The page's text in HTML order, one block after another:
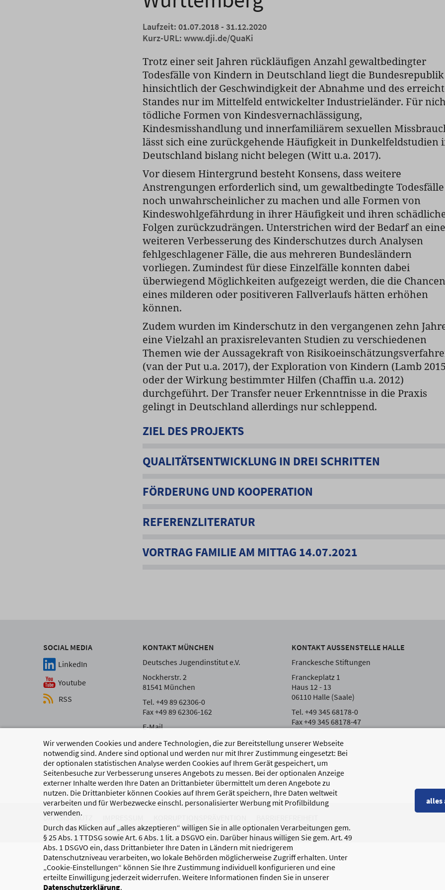
Wir verwenden Cookies und andere Technologien, die zur Bereitstellung unserer Webseite
notwendig sind. Andere sind optional und werden nur mit Ihrer Zustimmung eingesetzt: Bei
der optionalen statistischen Analyse werden Cookies auf Ihrem Gerät gespeichert, um
Seitenbesuche zur Verbesserung unseres Angebots zu messen. Bei der optionalen Anzeige
externer Inhalte werden Ihre Daten an Drittanbieter übermittelt um deren Angebote zu
nutzen. Die Drittanbieter können Cookies auf Ihrem Gerät speichern, Ihre Daten weltweit
verarbeiten und für Werbezwecke einschl. personalisierter Werbung mit Profilbildung
verwenden.
Durch das Klicken auf „alles akzeptieren“ willigen Sie in alle optionalen Verarbeitungen gem.
§ 25 Abs. 1 TTDSG sowie Art. 6 Abs. 1 lit. a DSGVO ein. Darüber hinaus willigen Sie gem. Art. 49
Abs. 1 DSGVO ein, dass Drittanbieter Ihre Daten in Ländern mit niedrigerem
Datenschutzniveau verarbeiten, wo lokale Behörden möglicherweise Zugriff erhalten. Unter
„Cookie-Einstellungen“ können Sie Ihre Zustimmung individuell konfigurieren und eine
erteilte Einwilligung jederzeit widerrufen. Weitere Informationen finden Sie in unserer
Datenschutzerklärung.
alles
Laufzeit: 01.07.2018 - 31.12.2020
Kurz-URL: www.dji.de/QuaKi
Trotz einer seit Jahren rückläufigen Anzahl gewaltbedingter
Todesfälle von Kindern in Deutschland liegt die Bundesrepublik
hinsichtlich der Geschwindigkeit der Abnahme und des
Standes nur im Mittelfeld entwickelter Industrieländer. Für
tödliche Formen von Kindesvernachlässigung,
Kindesmisshandlung und innerfamiliärem sexuellen
lässt sich eine zurückgehende Häufigkeit in Dunkelfeldstudien
Deutschland bislang nicht belegen (Witt u.a. 2017).
Vor diesem Hintergrund besteht Konsens, dass weitere
Anstrengungen erforderlich sind, um gewaltbedingte Todesfälle
noch unwahrscheinlicher zu machen und alle Formen von
Kindeswohlgefährdung in ihrer Häufigkeit und ihren
Folgen zurückzudrängen. Unterstrichen wird der Bedarf an
weiteren Verbesserung des Kinderschutzes durch Analysen
fehlgeschlagener Fälle, die aus mehreren Bundesländern
vorliegen. Zumindest für diese Einzelfälle konnten dabei
überwiegend Möglichkeiten aufgezeigt werden, die die Chancen
eines milderen oder positiveren Fallverlaufs hätten erhöhen
können.
Zudem wurden im Kinderschutz in den vergangenen zehn
eine Vielzahl an praxisrelevanten Studien zu verschiedenen
Themen wie der Aussagekraft von
(van der Put u.a. 2017), der Exploration von Kindern (Lamb
oder der Wirkung bestimmter Hilfen (Chaffin u.a. 2012)
durchgeführt. Der Transfer neuer Erkenntnisse in die Praxis
gelingt in Deutschland allerdings nur schleppend.
ZIEL DES PROJEKTS
QUALITÄTSENTWICKLUNG IN DREI SCHRITTEN
FÖRDERUNG UND KOOPERATION
REFERENZLITERATUR
VORTRAG FAMILIE AM MITTAG 14.07.2021
SOCIAL MEDIA
LinkedIn
Youtube
RSS
KONTAKT MÜNCHEN
Deutsches Jugendinstitut e.V.
Nockherstr. 2
81541 München
Tel. +49 89 62306-0
Fax +49 89 62306-162
E-Mail
KONTAKT AUSSENSTELLE HALLE
Franckesche Stiftungen
Franckeplatz 1
Haus 12 - 13
06110 Halle (Saale)
Tel. +49 345 68178-0
Fax +49 345 68178-47
DATENSCHUTZ
COOKIE-EINSTELLUNGEN BEARBEITEN